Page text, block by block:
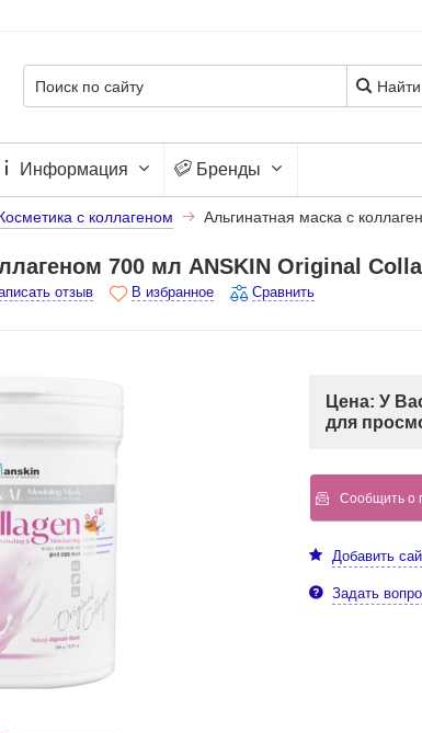
Найти
Информация Бренды
с коллагеном Альгинатная маска с
700 мл ANSKIN Original
отзыв В избранное Сравнить
Цена: У
для
Сообщить о
Добавить
Задать